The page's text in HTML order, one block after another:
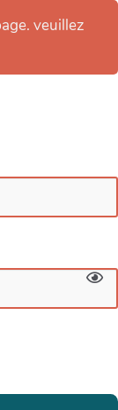
veuillez